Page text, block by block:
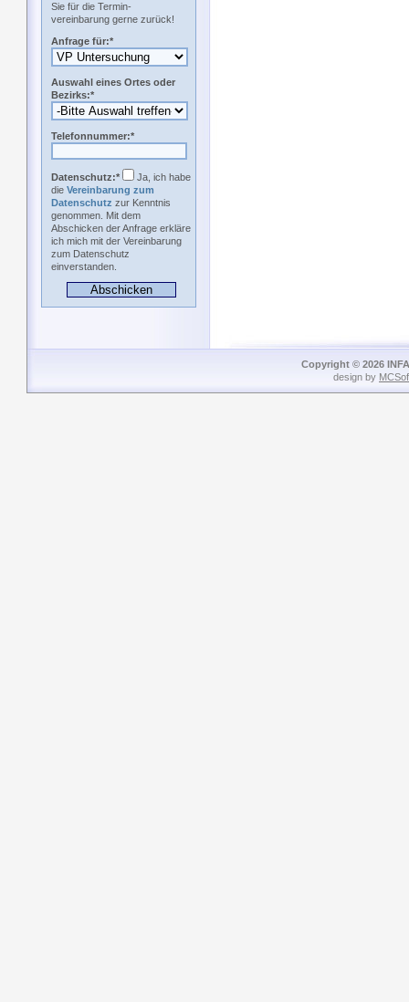
Sie für die Termin-
vereinbarung gerne zurück!
Anfrage für:*
Auswahl eines Ortes oder
Bezirks:*
Telefonnummer:*
Datenschutz:*
Ja, ich habe
die Vereinbarung zum
Datenschutz zur Kenntnis
genommen. Mit dem
Abschicken der Anfrage erkläre
ich mich mit der Vereinbarung
zum Datenschutz
einverstanden.
Copyright © 2026
design by